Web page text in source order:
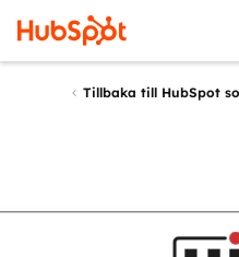
Tillbaka till HubSpot